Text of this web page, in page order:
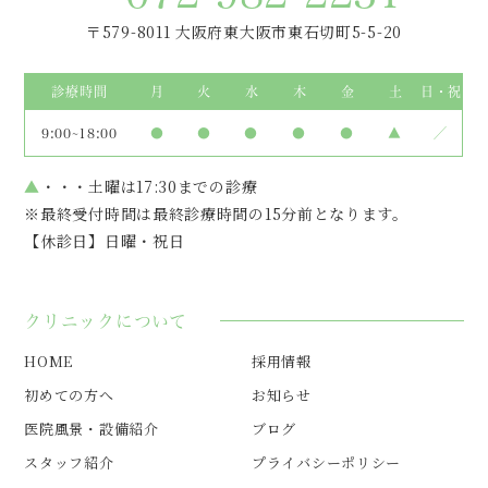
〒579-8011 大阪府東大阪市東石切町5-5-20
診療時間 月 火 水 木 金 土 日・祝
9:00~18:00 ● ● ● ● ● ▲ ／
▲ ・・・土曜は17:30までの診療
※最終受付時間は最終診療時間の15分前となります。
【休診日】日曜・祝日
クリニックについて
HOME
初めての方へ
医院風景・設備紹介
スタッフ紹介
採用情報
お知らせ
ブログ
プライバシーポリシー